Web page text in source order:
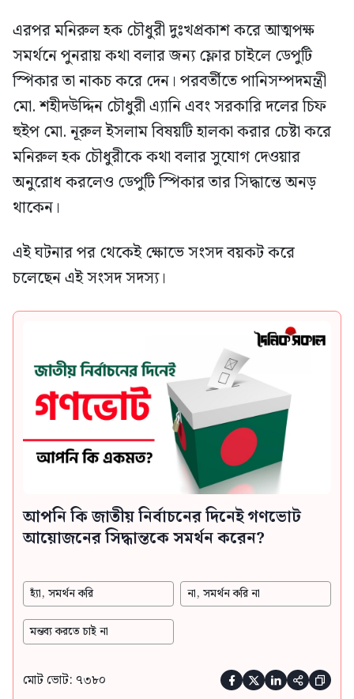
এরপর মনিরুল হক চৌধুরী দুঃখপ্রকাশ করে আত্মপক্ষ
সমর্থনে পুনরায় কথা বলার জন্য ফ্লোর চাইলে ডেপুটি
স্পিকার তা নাকচ করে দেন। পরবর্তীতে পানিসম্পদমন্ত্রী
মো. শহীদউদ্দিন চৌধুরী এ্যানি এবং সরকারি দলের চিফ
হুইপ মো. নূরুল ইসলাম বিষয়টি হালকা করার চেষ্টা করে
মনিরুল হক চৌধুরীকে কথা বলার সুযোগ দেওয়ার
অনুরোধ করলেও ডেপুটি স্পিকার তার সিদ্ধান্তে অনড়
থাকেন।
এই ঘটনার পর থেকেই ক্ষোভে সংসদ বয়কট করে
চলেছেন এই সংসদ সদস্য।
আপনি কি জাতীয় নির্বাচনের দিনেই গণভোট
আয়োজনের সিদ্ধান্তকে সমর্থন করেন?
হ্যাঁ, সমর্থন করি না, সমর্থন করি না
মন্তব্য করতে চাই না
মোট ভোট: ৭৩৮০     